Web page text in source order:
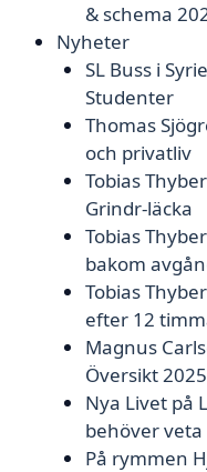
& schema
Nyheter
SL Buss i
Studenter
Thomas
och privatliv
Tobias
Grindr-läcka
Tobias
bakom
Tobias
efter 12
Magnus
Översikt 2025
Nya Livet på
behöver
På rymmen